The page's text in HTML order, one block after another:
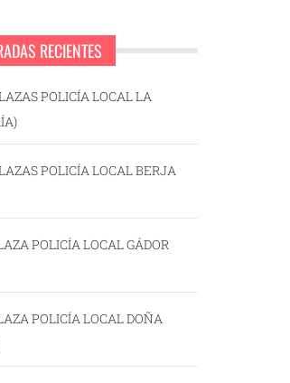
RECIENTES
POLICÍA LOCAL LA
POLICÍA LOCAL BERJA
POLICÍA LOCAL GÁDOR
POLICÍA LOCAL DOÑA